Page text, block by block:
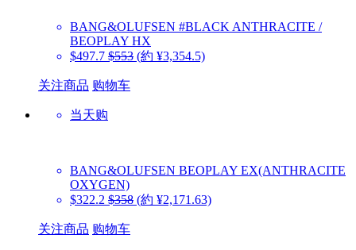
BANG&OLUFSEN #BLACK ANTHRACITE /
BEOPLAY HX
$497.7 $553 (約 ¥3,354.5)
关注商品 购物车
当天购
BANG&OLUFSEN BEOPLAY EX(ANTHRACITE
OXYGEN)
$322.2 $358 (約 ¥2,171.63)
关注商品 购物车